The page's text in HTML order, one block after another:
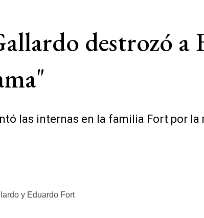
destrozó a
las internas en la familia Fort por